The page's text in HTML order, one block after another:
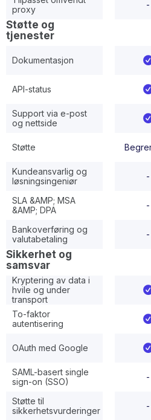
proxy
Støtte og
tjenester
Dokumentasjon
API-status
Support via e-post
og nettside
Støtte
Kundeansvarlig og
løsningsingeniør
SLA &AMP; MSA
&AMP; DPA
Bankoverføring og
valutabetaling
Sikkerhet og
samsvar
Kryptering av data i
hvile og under
transport
To-faktor
autentisering
OAuth med Google
SAML-basert single
sign-on (SSO)
Støtte til
sikkerhetsvurderinger
-
-
-
-
-
-